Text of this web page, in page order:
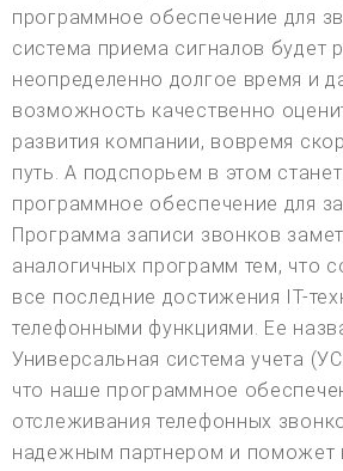
программное обеспечение для
система приема сигналов будет
неопределенно долгое время и
возможность качественно
развития компании, вовремя
путь. А подспорьем в этом
программное обеспечение для
Программа записи звонков
аналогичных программ тем, что
все последние достижения IT-
телефонными функциями. Ее
Универсальная система учета
что наше программное
отслеживания телефонных
надежным партнером и поможет